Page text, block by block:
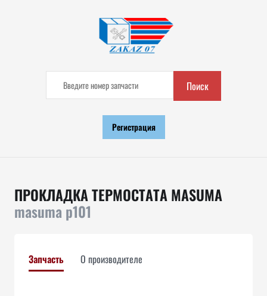
Поиск
Регистрация
ПРОКЛАДКА ТЕРМОСТАТА MASUMA
masuma p101
Запчасть О производителе